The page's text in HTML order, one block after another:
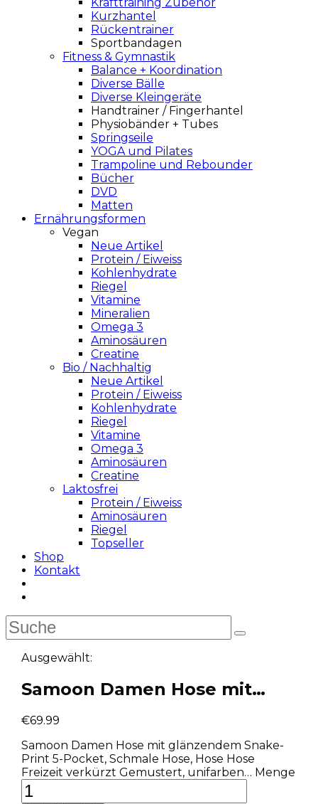
Kurzhantel
Rückentrainer
Sportbandagen
Fitness & Gymnastik
Balance + Koordination
Diverse Bälle
Diverse Kleingeräte
Handtrainer / Fingerhantel
Physiobänder + Tubes
Springseile
YOGA und Pilates
Trampoline und Rebounder
Bücher
DVD
Matten
Ernährungsformen
Vegan
Neue Artikel
Protein / Eiweiss
Kohlenhydrate
Riegel
Vitamine
Mineralien
Omega 3
Aminosäuren
Creatine
Bio / Nachhaltig
Neue Artikel
Protein / Eiweiss
Kohlenhydrate
Riegel
Vitamine
Omega 3
Aminosäuren
Creatine
Laktosfrei
Protein / Eiweiss
Aminosäuren
Riegel
Topseller
Shop
Kontakt
Ausgewählt:
Samoon Damen Hose mit…
€69.99
Samoon Damen Hose mit glänzendem Snake-
Print 5-Pocket, Schmale Hose, Hose Hose
Freizeit verkürzt Gemustert, unifarben… Menge